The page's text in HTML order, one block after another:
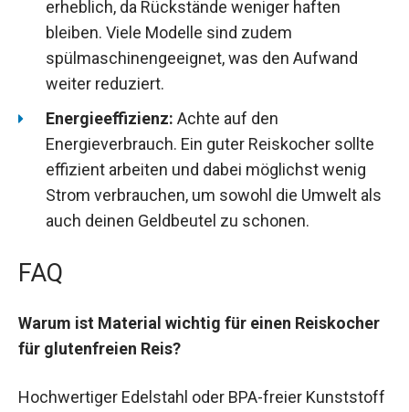
erheblich, da Rückstände weniger haften
bleiben. Viele Modelle sind zudem
spülmaschinengeeignet, was den Aufwand
weiter reduziert.
Energieeffizienz: Achte auf den
Energieverbrauch. Ein guter Reiskocher sollte
effizient arbeiten und dabei möglichst wenig
Strom verbrauchen, um sowohl die Umwelt als
auch deinen Geldbeutel zu schonen.
FAQ
Warum ist Material wichtig für einen Reiskocher
für glutenfreien Reis?
Hochwertiger Edelstahl oder BPA-freier Kunststoff